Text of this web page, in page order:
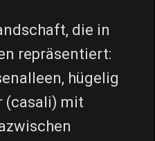
die in
repräsentiert:
hügelig
(casali) mit